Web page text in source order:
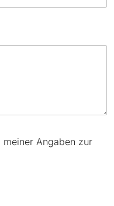
Angaben zur